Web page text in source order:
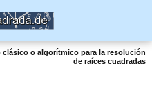
clásico o algorítmico para la resolución
de raíces cuadradas